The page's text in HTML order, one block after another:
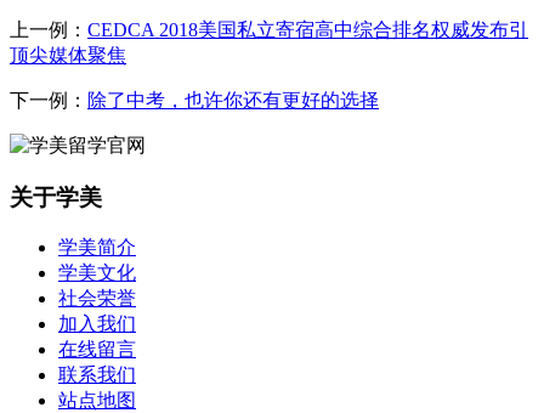
上一例： CEDCA 2018美国私立寄宿高中综合排名权威发布引
顶尖媒体聚焦
下一例： 除了中考，也许你还有更好的选择
关于学美
学美简介
学美文化
社会荣誉
加入我们
在线留言
联系我们
站点地图